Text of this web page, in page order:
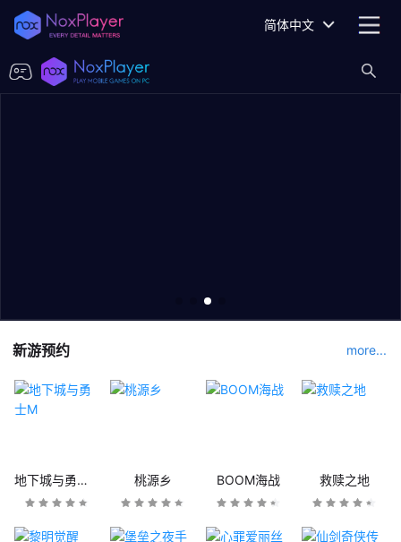
简体中文
新游预约 more...
地下城与勇士M 桃源乡 BOOM海战 救赎之地